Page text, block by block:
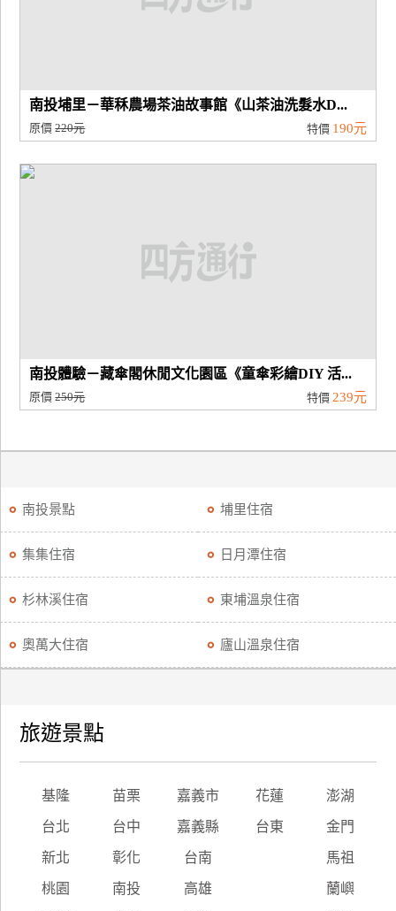
南投埔里－華秝農場茶油故事館《山茶油洗髮水D...
原價220元 特價 190元
南投體驗－藏傘閣休閒文化園區《童傘彩繪DIY 活...
原價250元 特價 239元
南投景點 埔里住宿
集集住宿 日月潭住宿
杉林溪住宿 東埔溫泉住宿
奧萬大住宿 廬山溫泉住宿
旅遊景點
基隆 苗栗 嘉義市 花蓮 澎湖
台北 台中 嘉義縣 台東 金門
新北 彰化 台南 馬祖
桃園 南投 高雄 蘭嶼